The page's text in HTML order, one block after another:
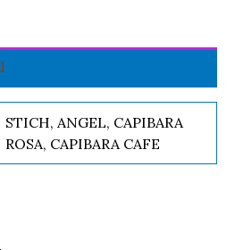
STICH, ANGEL, CAPIBARA
ROSA, CAPIBARA CAFE